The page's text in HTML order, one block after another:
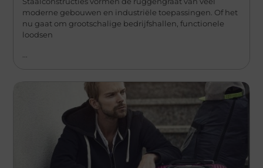
moderne gebouwen en industriële toepassingen. Of het
nu gaat om grootschalige bedrijfshallen, functionele
loodsen